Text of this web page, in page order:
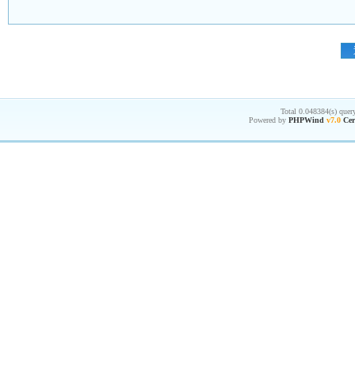
Total 0.048384(s)
Powered by PHPWind v7.0